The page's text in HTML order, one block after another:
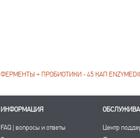
ФЕРМЕНТЫ + ПРОБИОТИКИ - 45 КАП
ИНФОРМАЦИЯ
FAQ | вопросы и ответы
Центр